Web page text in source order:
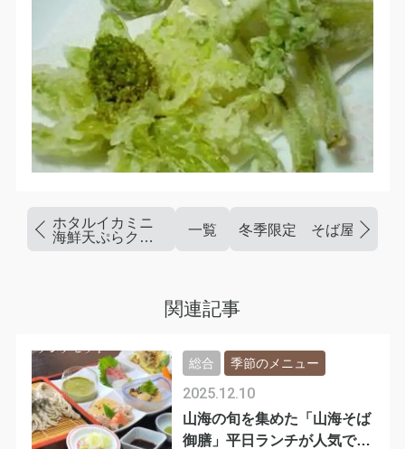
ホタルイカミニ
海鮮天ぷらクー
一覧 冬季限定 そば屋のラー
関連記事
山海の旬を集めた「山海そば
御膳」平日ランチが人気で
2025.12.10
総合 季節のメニュー